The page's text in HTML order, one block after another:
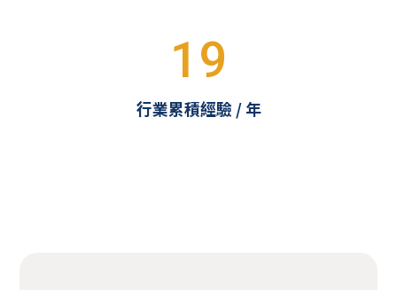
19
行業累積經驗 / 年